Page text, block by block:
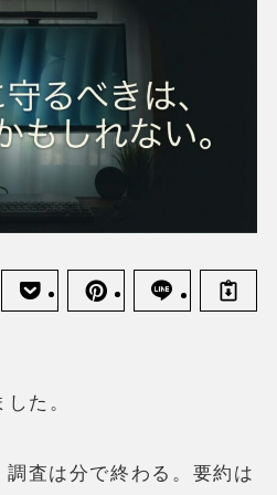
た。
査は分で終わる。要約は